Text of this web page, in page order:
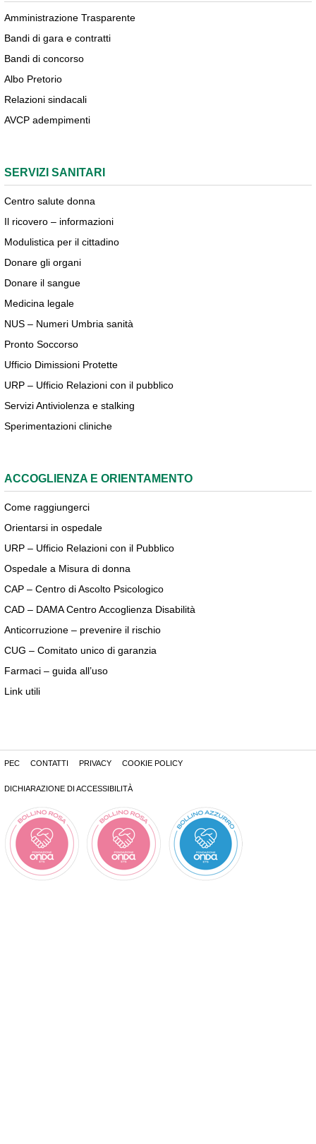
Amministrazione Trasparente
Bandi di gara e contratti
Bandi di concorso
Albo Pretorio
Relazioni sindacali
AVCP adempimenti
SERVIZI SANITARI
Centro salute donna
Il ricovero – informazioni
Modulistica per il cittadino
Donare gli organi
Donare il sangue
Medicina legale
NUS – Numeri Umbria sanità
Pronto Soccorso
Ufficio Dimissioni Protette
URP – Ufficio Relazioni con il pubblico
Servizi Antiviolenza e stalking
Sperimentazioni cliniche
ACCOGLIENZA E ORIENTAMENTO
Come raggiungerci
Orientarsi in ospedale
URP – Ufficio Relazioni con il Pubblico
Ospedale a Misura di donna
CAP – Centro di Ascolto Psicologico
CAD – DAMA Centro Accoglienza Disabilità
Anticorruzione – prevenire il rischio
CUG – Comitato unico di garanzia
Farmaci – guida all’uso
Link utili
PEC CONTATTI PRIVACY COOKIE POLICY
DICHIARAZIONE DI ACCESSIBILITÀ